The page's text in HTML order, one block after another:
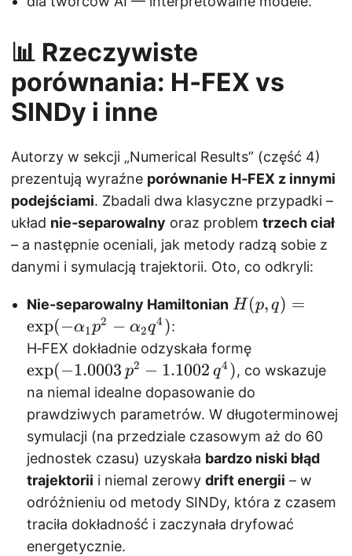
📊 Rzeczywiste
porównania: H‑FEX vs
SINDy i inne
Autorzy w sekcji „Numerical Results” (część 4)
prezentują wyraźne porównanie H‑FEX z innymi
podejściami. Zbadali dwa klasyczne przypadki –
układ nie‑separowalny oraz problem trzech ciał
– a następnie oceniali, jak metody radzą sobie z
danymi i symulacją trajektorii. Oto, co odkryli:
Nie-separowalny Hamiltonian H
p
,
q
)
\
e
x
p
(-
H(p, q) =
exp(−α1 p2 − α2q4 ):
H‑FEX dokładnie odzyskała formę
e
x
p
(
-
.
0
0
exp(−1.0003 p2 − 1.1002 q4 ), co wskazuje
na niemal idealne dopasowanie do
prawdziwych parametrów. W długoterminowej
symulacji (na przedziale czasowym aż do 60
jednostek czasu) uzyskała bardzo niski błąd
trajektorii i niemal zerowy drift energii – w
odróżnieniu od metody SINDy, która z czasem
traciła dokładność i zaczynała dryfować
energetycznie.